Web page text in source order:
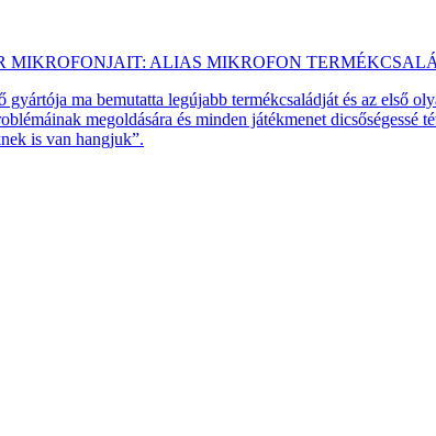
MIKROFONJAIT: ALIAS MIKROFON
ma bemutatta legújabb termékcsaládját és az első
megoldására és minden játékmenet
is van hangjuk”.